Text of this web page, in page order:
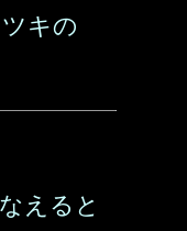
キの
えると